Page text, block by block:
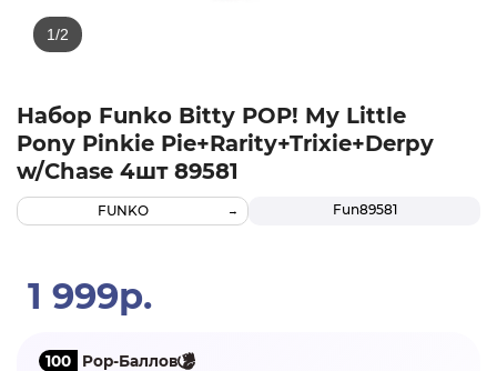
Набор Funko Bitty POP! My Little
Pony Pinkie Pie+Rarity+Trixie+Derpy
w/Chase 4шт 89581
Fun89581
FUNKO
1 999р.
100 Pop-Баллов